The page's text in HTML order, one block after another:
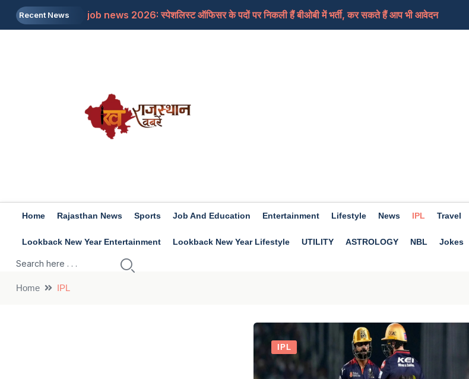
Recent News
job news 2026: स्पेशलिस्ट ऑफिसर के पदों पर निकली हैं बीओबी में भर्ती, कर सकते हैं आप भी आवेदन
Rashifal 8 aug 2026: इन राशियों के जातकों के लिए दिन होगा शुभ, हो सकता हैं आर्थिक लाभ, जाने क्या कहत...
Home Rajasthan News Sports Job And Education Entertainment Lifestyle News IPL Travel
Lookback New Year Entertainment Lookback New Year Lifestyle UTILITY ASTROLOGY NBL Jokes
Home IPL
IPL